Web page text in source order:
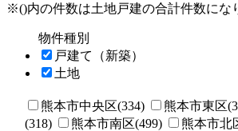
※()内の件数は土地戸建の合計件数にな
物件種別
戸建て（新築）
土地
熊本市中央区(334) 熊本市東区
(318)
熊本市南区(499) 熊本市北